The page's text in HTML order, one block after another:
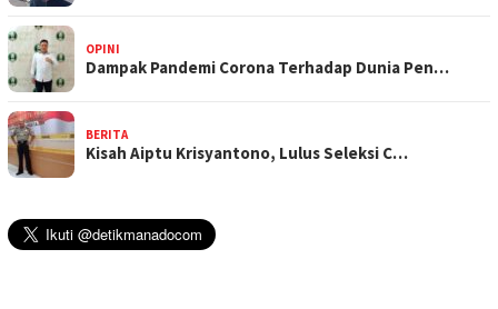
OPINI
Dampak Pandemi Corona Terhadap Dunia Pen…
BERITA
Kisah Aiptu Krisyantono, Lulus Seleksi C…